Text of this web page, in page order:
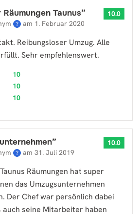
Taunus”
? am 1. Februar 2020
10.0
Reibungsloser Umzug. Alle
Sehr empfehlenswert.
10
10
10
”
? am 31. Juli 2019
10.0
Räumungen hat super
das Umzugsunternehmen
Der Chef war persönlich dabei
auch seine Mitarbeiter haben